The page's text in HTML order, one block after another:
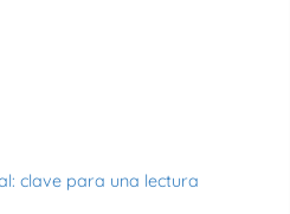
clave para una lectura